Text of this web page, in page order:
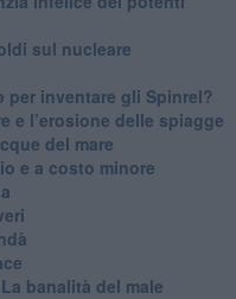
sul nucleare
per inventare gli Spinrel?
e l’erosione delle spiagge
del mare
e a costo minore
banalità del male